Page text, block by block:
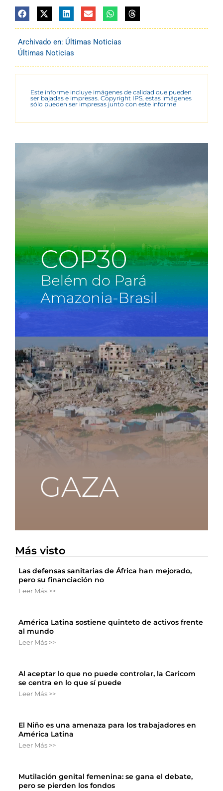
Archivado en: Últimas Noticias
Últimas Noticias
Este informe incluye imágenes de calidad que pueden
ser bajadas e impresas. Copyright IPS, estas imágenes
sólo pueden ser impresas junto con este informe
Más visto
Las defensas sanitarias de África han mejorado,
pero su financiación no
Leer Más >>
América Latina sostiene quinteto de activos frente
al mundo
Leer Más >>
Al aceptar lo que no puede controlar, la Caricom
se centra en lo que sí puede
Leer Más >>
El Niño es una amenaza para los trabajadores en
América Latina
Leer Más >>
Mutilación genital femenina: se gana el debate,
pero se pierden los fondos